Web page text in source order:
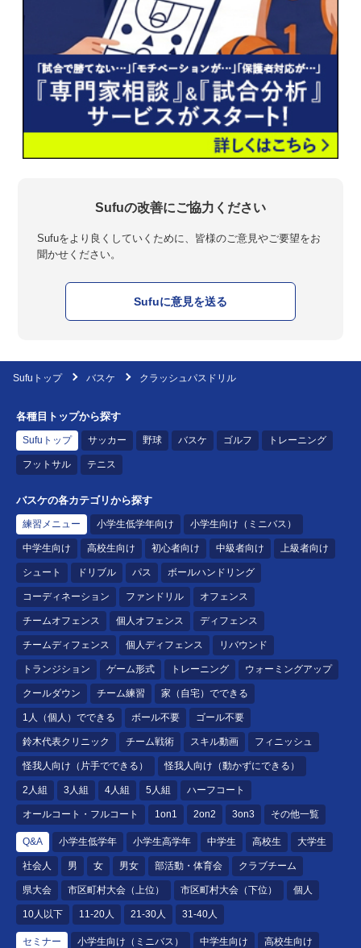
Sufuの改善にご協力ください
Sufuをより良くしていくために、皆様のご意見やご要望をお
聞かせください。
Sufuに意見を送る
Sufuトップ バスケ クラッシュパスドリル
各種目トップから探す
Sufuトップ サッカー 野球 バスケ ゴルフ トレーニング
フットサル テニス
バスケの各カテゴリから探す
練習メニュー 小学生低学年向け 小学生向け（ミニバス）
中学生向け 高校生向け 初心者向け 中級者向け 上級者向け
シュート ドリブル パス ボールハンドリング
コーディネーション ファンドリル オフェンス
チームオフェンス 個人オフェンス ディフェンス
チームディフェンス 個人ディフェンス リバウンド
トランジション ゲーム形式 トレーニング ウォーミングアップ
クールダウン チーム練習 家（自宅）でできる
1人（個人）でできる ボール不要 ゴール不要
鈴木代表クリニック チーム戦術 スキル動画 フィニッシュ
怪我人向け（片手でできる） 怪我人向け（動かずにできる）
2人組 3人組 4人組 5人組 ハーフコート
オールコート・フルコート 1on1 2on2 3on3 その他一覧
Q&A 小学生低学年 小学生高学年 中学生 高校生 大学生
社会人 男 女 男女 部活動・体育会 クラブチーム
県大会 市区町村大会（上位） 市区町村大会（下位） 個人
10人以下 11-20人 21-30人 31-40人
セミナー 小学生向け（ミニバス） 中学生向け 高校生向け